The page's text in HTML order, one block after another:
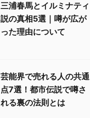
三浦春馬とイルミナティ
説の真相5選｜噂が広が
った理由について
芸能界で売れる人の共通
点7選！都市伝説で噂さ
れる裏の法則とは